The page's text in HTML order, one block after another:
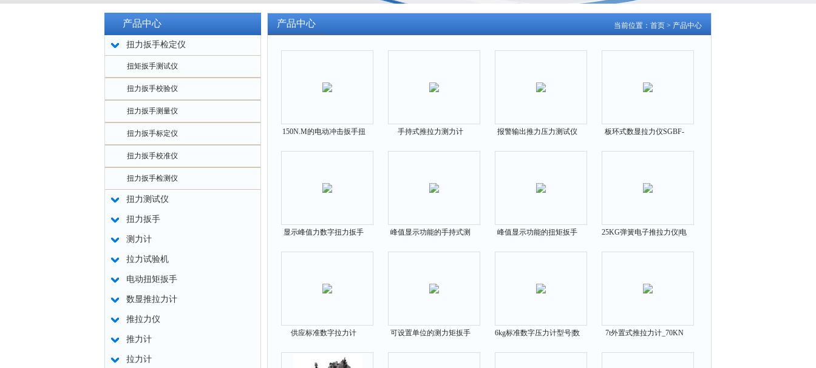
产品中心
扭力扳手检定仪
扭矩扳手测试仪
扭力扳手校验仪
扭力扳手测量仪
扭力扳手标定仪
扭力扳手校准仪
扭力扳手检测仪
扭力测试仪
扭力扳手
测力计
拉力试验机
电动扭矩扳手
数显推拉力计
推拉力仪
推力计
拉力计
当前位置： 首页 > 产品中心
产品中心
150N.M的电动冲击扳手扭
手持式推拉力测力计
报警输出推力压力测试仪
板环式数显拉力仪SGBF-
显示峰值力数字扭力扳手
峰值显示功能的手持式测
峰值显示功能的扭矩扳手
25KG弹簧电子推拉力仪|电
供应标准数字拉力计
120KG
可设置单位的测力矩扳手
6kg标准数字压力计型号|数
7t外置式推拉力计_70KN